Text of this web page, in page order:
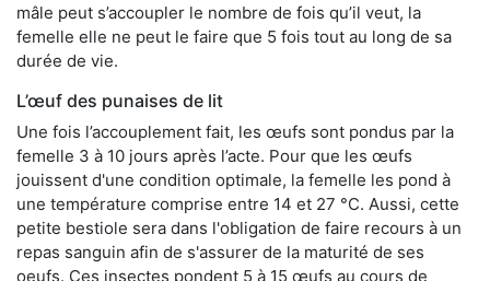
mâle peut s’accoupler le nombre de fois qu’il veut, la
femelle elle ne peut le faire que 5 fois tout au long de sa
durée de vie.
L’œuf des punaises de lit
Une fois l’accouplement fait, les œufs sont pondus par la
femelle 3 à 10 jours après l’acte. Pour que les œufs
jouissent d'une condition optimale, la femelle les pond à
une température comprise entre 14 et 27 °C. Aussi, cette
petite bestiole sera dans l'obligation de faire recours à un
repas sanguin afin de s'assurer de la maturité de ses
oeufs. Ces insectes pondent 5 à 15 œufs au cours de